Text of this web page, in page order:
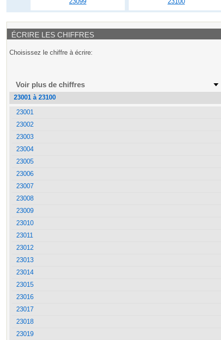
ÉCRIRE LES CHIFFRES
Choisissez le chiffre à écrire:
Voir plus de chiffres
23001 à 23100
23001
23002
23003
23004
23005
23006
23007
23008
23009
23010
23011
23012
23013
23014
23015
23016
23017
23018
23019